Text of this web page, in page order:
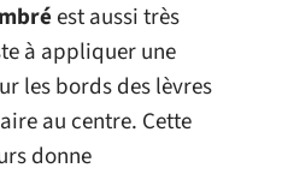
est aussi très
à appliquer une
les bords des lèvres
au centre. Cette
donne